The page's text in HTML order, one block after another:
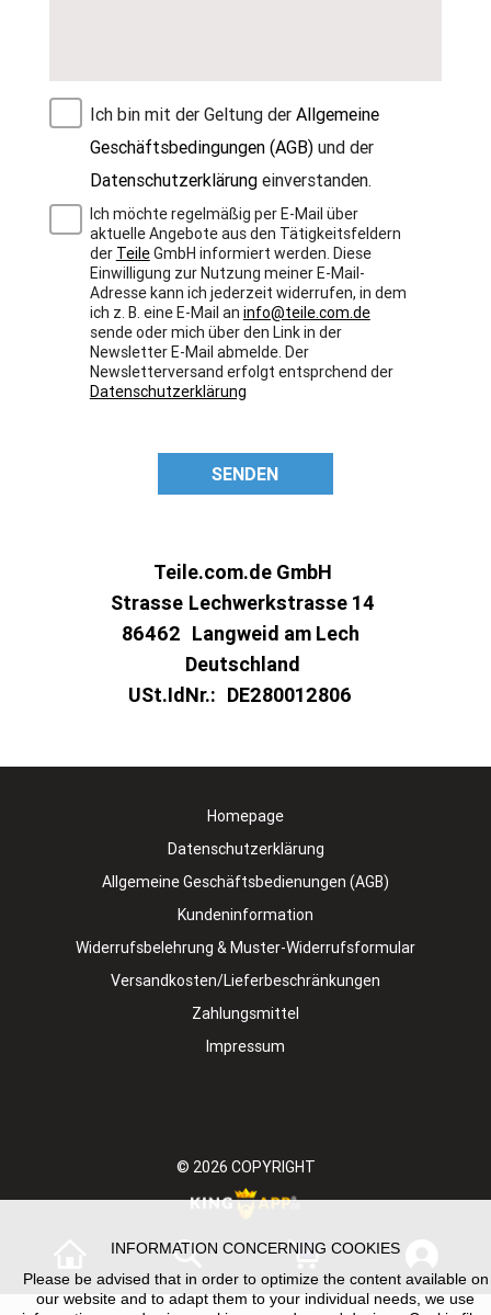
Ich bin mit der Geltung der Allgemeine
Geschäftsbedingungen (AGB)und der
Datenschutzerklärungeinverstanden.
Ich möchte regelmäßig per E-Mail über
aktuelle Angebote aus den Tätigkeitsfeldern
der TeileGmbH informiert werden. Diese
Einwilligung zur Nutzung meiner E-Mail-
Adresse kann ich jederzeit widerrufen, in dem
ich z. B. eine E-Mail an info@teile.com.de
sende oder mich über den Link in der
Newsletter E-Mail abmelde. Der
Newsletterversand erfolgt entsprchend der
Datenschutzerklärung
SENDEN
Teile.com.de GmbH
Strasse Lechwerkstrasse 14
86462 Langweid am Lech
Deutschland
USt.IdNr.: DE280012806
Homepage
Datenschutzerklärung
Allgemeine Geschäftsbedienungen (AGB)
Kundeninformation
Widerrufsbelehrung & Muster-Widerrufsformular
Versandkosten/Lieferbeschränkungen
Zahlungsmittel
Impressum
© 2026 COPYRIGHT
0
INFORMATION CONCERNING COOKIES
Please be advised that in order to optimize the content available on
our website and to adapt them to your individual needs, we use